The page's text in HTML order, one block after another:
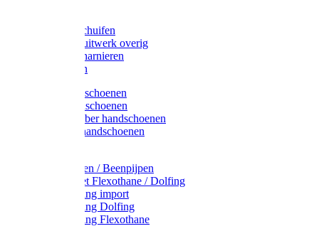
Grendels/schuifen
Hang en sluitwerk overig
Hengen/scharnieren
Scharnieren
Latex handschoenen
Leren handschoenen
PVC / Rubber handschoenen
Katoenen handschoenen
Plukmouwen / Beenpijpen
Reparatieset Flexothane / Dolfing
Regenkleding import
Regenkleding Dolfing
Regenkleding Flexothane